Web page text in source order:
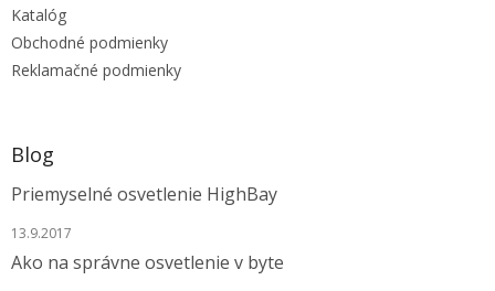
Katalóg
Obchodné podmienky
Reklamačné podmienky
Blog
Priemyselné osvetlenie HighBay
13.9.2017
Ako na správne osvetlenie v byte